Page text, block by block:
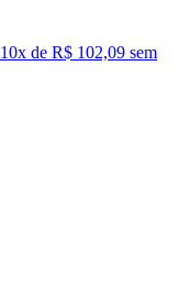
10x de R$ 102,09 sem